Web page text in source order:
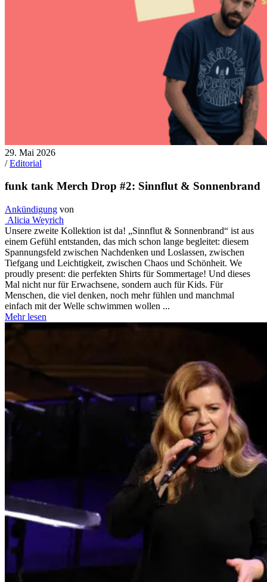
29. Mai 2026
/Editorial
funk tank Merch Drop #2: Sinnflut & Sonnenbrand
Ankündigung von
Alicia Weyrich
Unsere zweite Kollektion ist da! „Sinnflut & Sonnenbrand“ ist aus
einem Gefühl entstanden, das mich schon lange begleitet: diesem
Spannungsfeld zwischen Nachdenken und Loslassen, zwischen
Tiefgang und Leichtigkeit, zwischen Chaos und Schönheit. We
proudly present: die perfekten Shirts für Sommertage! Und dieses
Mal nicht nur für Erwachsene, sondern auch für Kids. Für
Menschen, die viel denken, noch mehr fühlen und manchmal
einfach mit der Welle schwimmen wollen ...
Mehr lesen